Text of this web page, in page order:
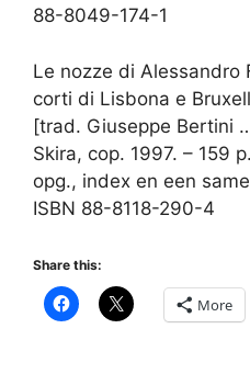
88-8049-174-1
Le nozze di Alessandro
corti di Lisbona e
[trad. Giuseppe Bertini
Skira, cop. 1997. – 159
opg., index en een
ISBN 88-8118-290-4
Share this:
More